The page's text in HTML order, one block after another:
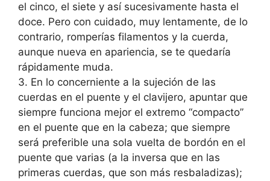
el cinco, el siete y así sucesivamente hasta el
doce. Pero con cuidado, muy lentamente, de lo
contrario, romperías filamentos y la cuerda,
aunque nueva en apariencia, se te quedaría
rápidamente muda.
3. En lo concerniente a la sujeción de las
cuerdas en el puente y el clavijero, apuntar que
siempre funciona mejor el extremo “compacto”
en el puente que en la cabeza; que siempre
será preferible una sola vuelta de bordón en el
puente que varias (a la inversa que en las
primeras cuerdas, que son más resbaladizas);